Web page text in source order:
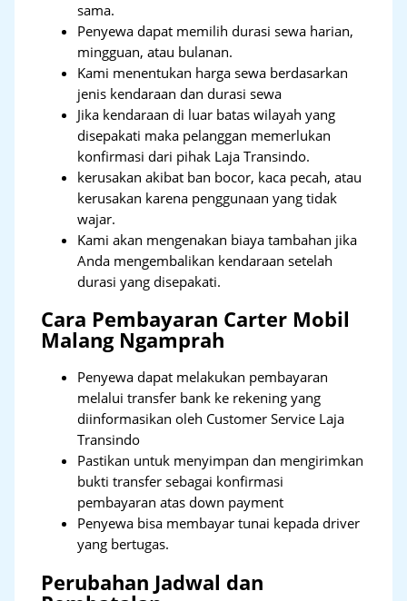
sama.
Penyewa dapat memilih durasi sewa harian,
mingguan, atau bulanan.
Kami menentukan harga sewa berdasarkan
jenis kendaraan dan durasi sewa
Jika kendaraan di luar batas wilayah yang
disepakati maka pelanggan memerlukan
konfirmasi dari pihak Laja Transindo.
kerusakan akibat ban bocor, kaca pecah, atau
kerusakan karena penggunaan yang tidak
wajar.
Kami akan mengenakan biaya tambahan jika
Anda mengembalikan kendaraan setelah
durasi yang disepakati.
Cara Pembayaran Carter Mobil
Malang Ngamprah
Penyewa dapat melakukan pembayaran
melalui transfer bank ke rekening yang
diinformasikan oleh Customer Service Laja
Transindo
Pastikan untuk menyimpan dan mengirimkan
bukti transfer sebagai konfirmasi
pembayaran atas down payment
Penyewa bisa membayar tunai kepada driver
yang bertugas.
Perubahan Jadwal dan